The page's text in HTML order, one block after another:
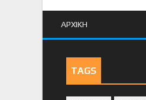
ΑΡΧΙΚΗ
TAGS